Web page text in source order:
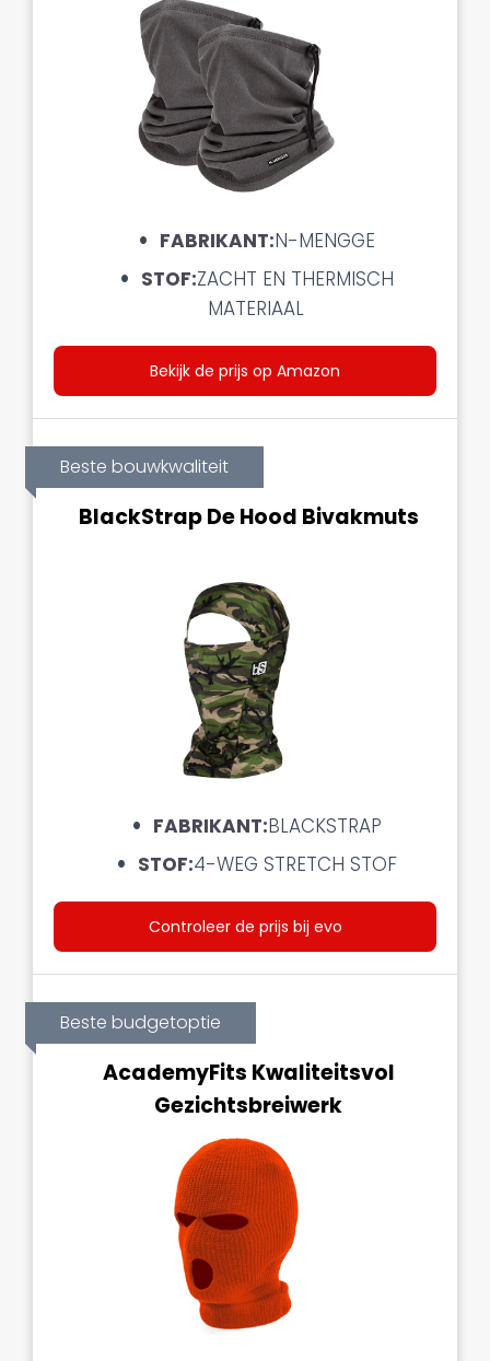
FABRIKANT:N-MENGGE
STOF:ZACHT EN THERMISCH
MATERIAAL
Bekijk de prijs op Amazon
Beste bouwkwaliteit
BlackStrap De Hood Bivakmuts
FABRIKANT:BLACKSTRAP
STOF:4-WEG STRETCH STOF
Controleer de prijs bij evo
Beste budgetoptie
AcademyFits Kwaliteitsvol
Gezichtsbreiwerk